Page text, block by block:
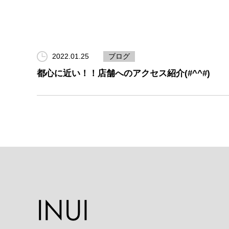
2022.01.25 ブログ
都心に近い！！店舗へのアクセス紹介(#^^#)